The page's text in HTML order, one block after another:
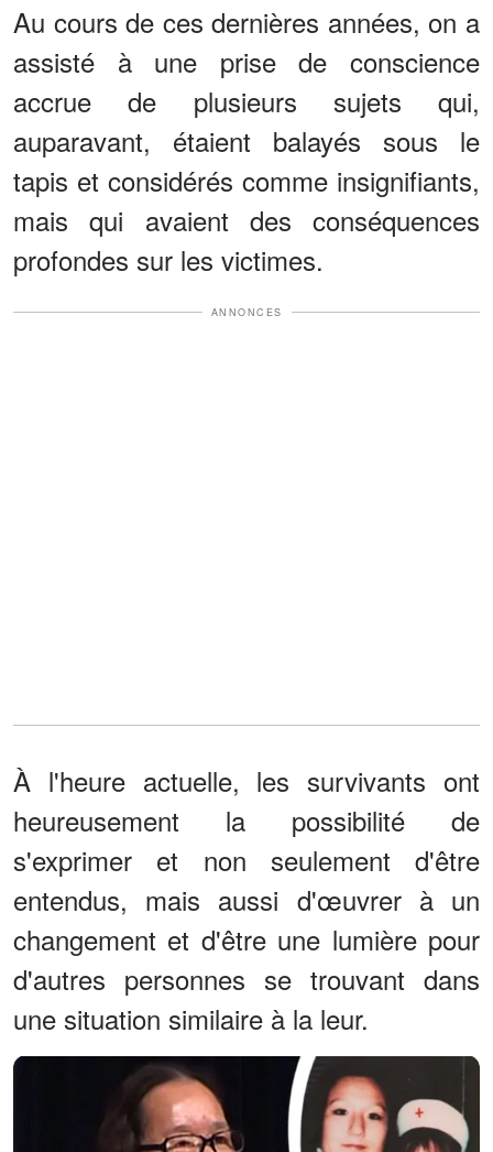
Au cours de ces dernières années, on a
assisté à une prise de conscience
accrue de plusieurs sujets qui,
auparavant, étaient balayés sous le
tapis et considérés comme insignifiants,
mais qui avaient des conséquences
profondes sur les victimes.
ANNONCES
À l'heure actuelle, les survivants ont
heureusement la possibilité de
s'exprimer et non seulement d'être
entendus, mais aussi d'œuvrer à un
changement et d'être une lumière pour
d'autres personnes se trouvant dans
une situation similaire à la leur.